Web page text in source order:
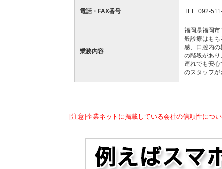
電話・FAX番号 TEL: 092-
業務内容
福岡県福岡市
般診療はもち
感、口腔内の
の階段があり
連れでも安心
のスタッフが
[注意]企業ネットに掲載している会社の信頼性につ